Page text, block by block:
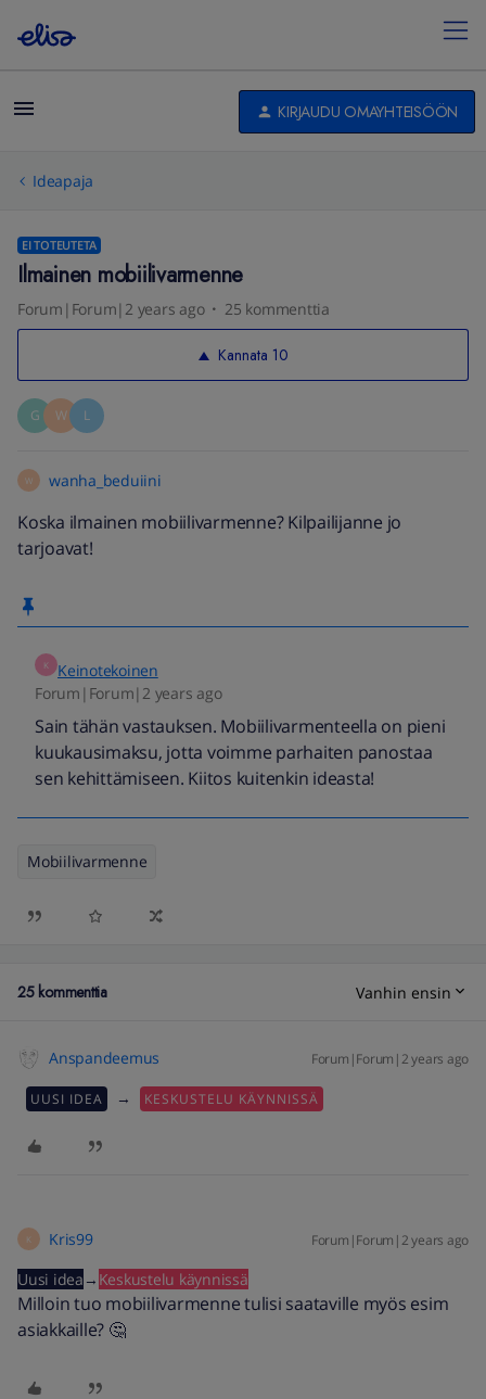
KIRJAUDU OMAYHTEISÖÖN
Ideapaja
EI TOTEUTETA
Ilmainen mobiilivarmenne
Forum|Forum|2 years ago 25 kommenttia
Kannata 10
G W L
W wanha_beduiini
Koska ilmainen mobiilivarmenne? Kilpailijanne jo
tarjoavat!
K
Keinotekoinen
Forum|Forum|2 years ago
Sain tähän vastauksen. Mobiilivarmenteella on pieni
kuukausimaksu, jotta voimme parhaiten panostaa
sen kehittämiseen. Kiitos kuitenkin ideasta!
Mobiilivarmenne
25 kommenttia Vanhin ensin
Anspandeemus Forum|Forum|2 years ago
UUSI IDEA → KESKUSTELU KÄYNNISSÄ
K Kris99 Forum|Forum|2 years ago
Uusi idea → Keskustelu käynnissä
Milloin tuo mobiilivarmenne tulisi saataville myös esim
asiakkaille? 🤔